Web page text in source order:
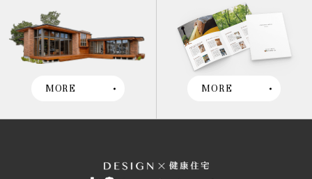
MORE MORE